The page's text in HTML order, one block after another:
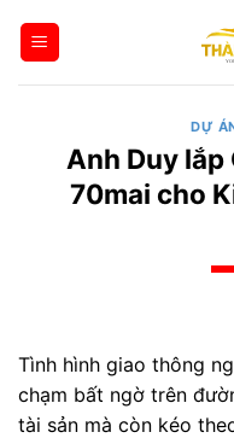
qua
DỰ
Anh Duy
70mai cho
Tình hình giao thông
chạm bất ngờ trên
tài sản mà còn kéo